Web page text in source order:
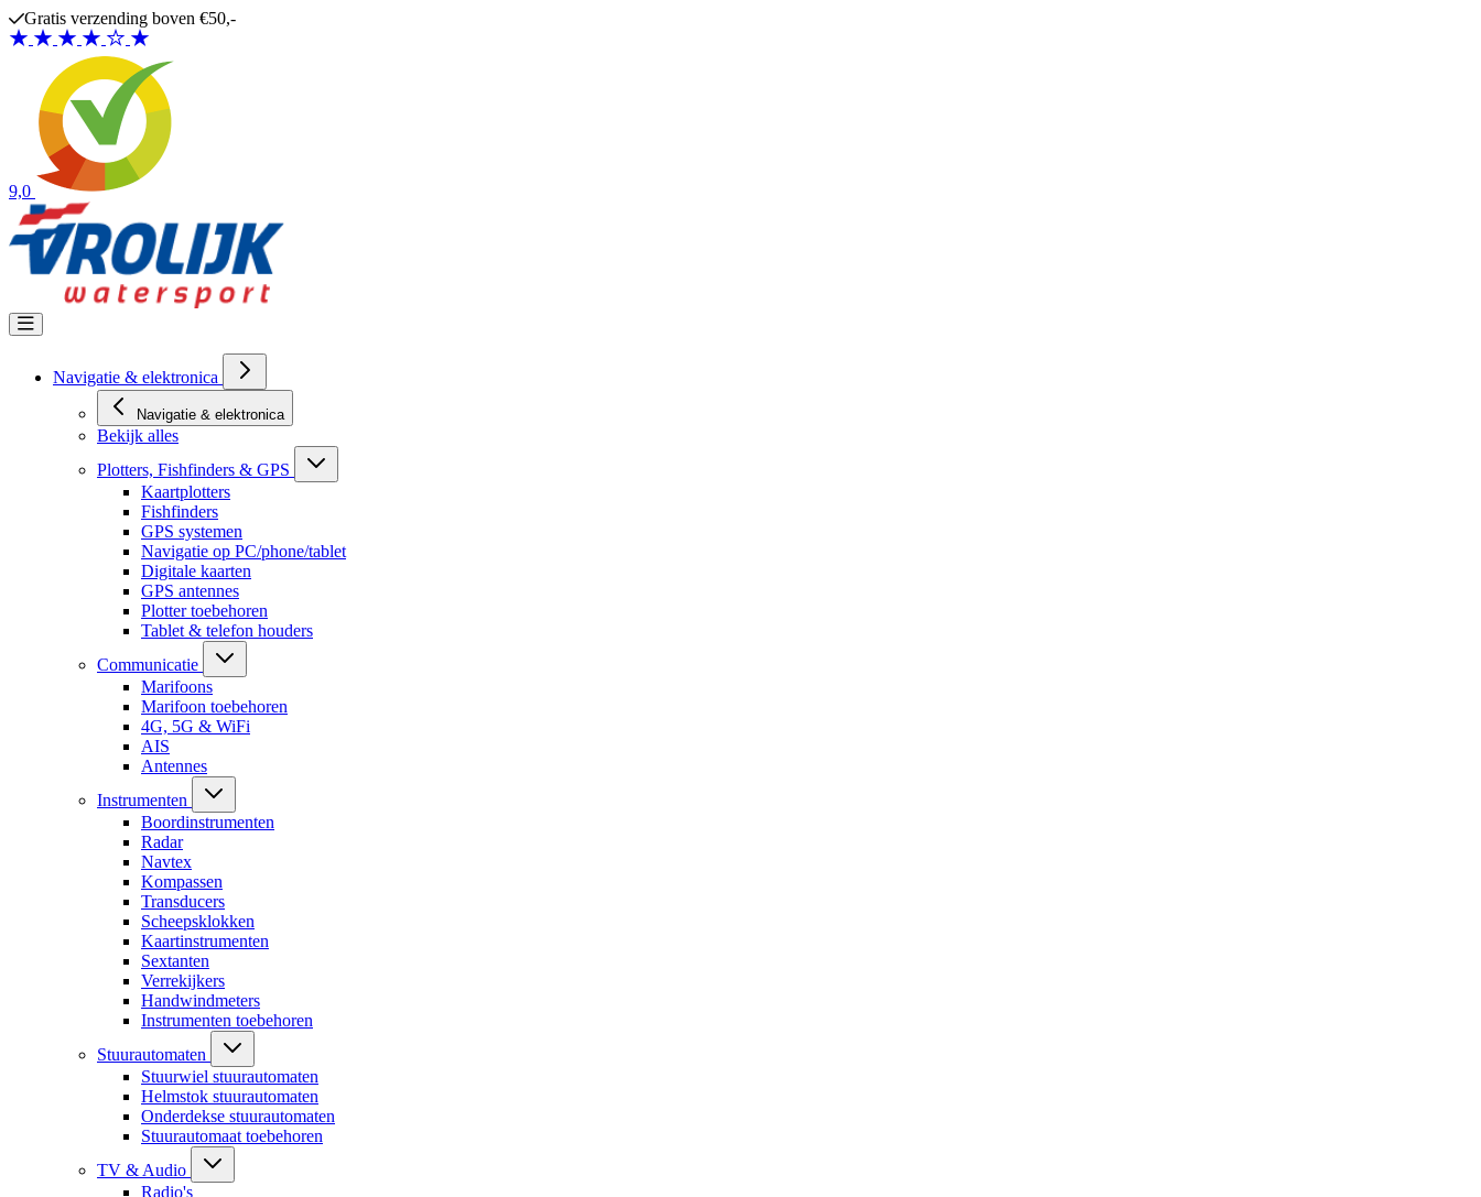
Ga naar de inhoud
Gratis verzending boven €50,-
9,0
Navigatie & elektronica
Navigatie & elektronica
Bekijk alles
Plotters, Fishfinders & GPS
Kaartplotters
Fishfinders
GPS systemen
Navigatie op PC/phone/tablet
Digitale kaarten
GPS antennes
Plotter toebehoren
Tablet & telefon houders
Communicatie
Marifoons
Marifoon toebehoren
4G, 5G & WiFi
AIS
Antennes
Instrumenten
Boordinstrumenten
Radar
Navtex
Kompassen
Transducers
Scheepsklokken
Kaartinstrumenten
Sextanten
Verrekijkers
Handwindmeters
Instrumenten toebehoren
Stuurautomaten
Stuurwiel stuurautomaten
Helmstok stuurautomaten
Onderdekse stuurautomaten
Stuurautomaat toebehoren
TV & Audio
Radio's